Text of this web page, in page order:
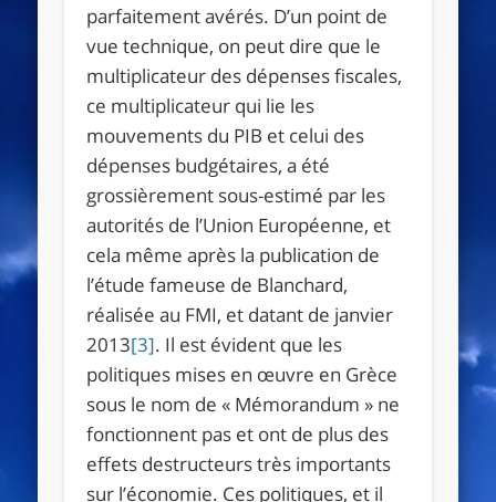
parfaitement avérés. D’un point de
vue technique, on peut dire que le
multiplicateur des dépenses fiscales,
ce multiplicateur qui lie les
mouvements du PIB et celui des
dépenses budgétaires, a été
grossièrement sous-estimé par les
autorités de l’Union Européenne, et
cela même après la publication de
l’étude fameuse de Blanchard,
réalisée au FMI, et datant de janvier
2013[3]. Il est évident que les
politiques mises en œuvre en Grèce
sous le nom de « Mémorandum » ne
fonctionnent pas et ont de plus des
effets destructeurs très importants
sur l’économie. Ces politiques, et il